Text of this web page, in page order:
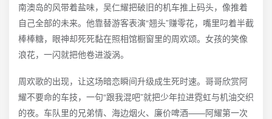
南澳岛的风带着盐味，吴仁耀把破旧的机车推上码头，像推着
自己全部的未来。他靠替游客表演“翘头”赚零花，嘴里叼着半截
棒棒糖，眼神却死死黏在照相馆橱窗里的周欢颂。女孩的笑像
浪花，一闪就把他卷进漩涡。
周欢歌的出现，让这场暗恋瞬间升级成生死时速。哥哥欣赏阿
耀不要命的车技，一句“跟我混吧”就把少年拉进霓虹与机油交织
的夜。车队里的兄弟情、海边烟火、廉价啤酒——阿耀第一次